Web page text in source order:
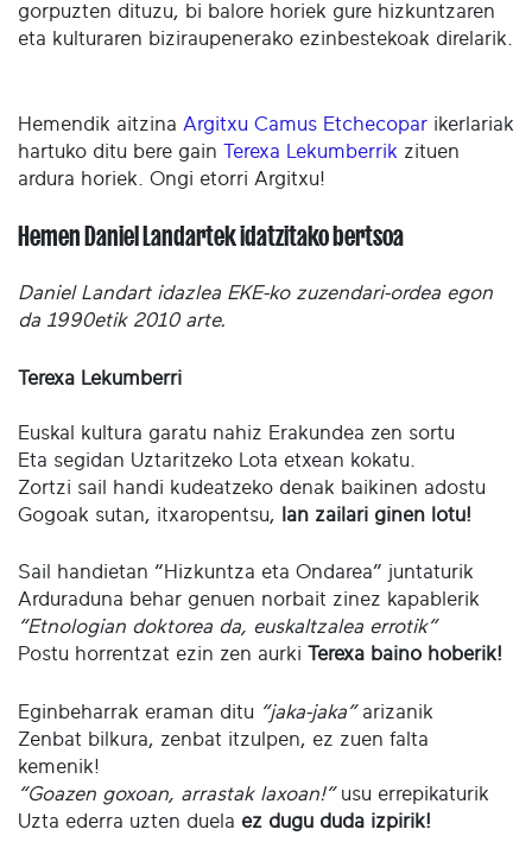
gorpuzten dituzu, bi balore horiek gure hizkuntzaren
eta kulturaren biziraupenerako ezinbestekoak direlarik.​
Hemendik aitzina Argitxu Camus Etchecopar ikerlariak
hartuko ditu bere gain Terexa Lekumberrik zituen
ardura horiek. Ongi etorri Argitxu!
Hemen Daniel Landartek idatzitako bertsoa
Daniel Landart idazlea EKE-ko zuzendari-ordea egon
da 1990etik 2010 arte.
Terexa Lekumberri
Euskal kultura garatu nahiz Erakundea zen sortu
Eta segidan Uztaritzeko Lota etxean kokatu.
Zortzi sail handi kudeatzeko denak baikinen adostu
Gogoak sutan, itxaropentsu,
lan zailari ginen lotu!
Sail handietan “Hizkuntza eta Ondarea” juntaturik
Arduraduna behar genuen norbait zinez kapablerik
“Etnologian doktorea da, euskaltzalea errotik”
Postu horrentzat ezin zen aurki Terexa baino hoberik!
Eginbeharrak eraman ditu “jaka-jaka”arizanik
Zenbat bilkura, zenbat itzulpen, ez zuen falta
kemenik!
“Goazen goxoan, arrastak laxoan!”usu errepikaturik
Uzta ederra uzten duela ez dugu duda izpirik!